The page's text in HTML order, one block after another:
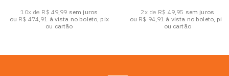
10x de R$ 49,99 sem juros
ou R$ 474,91 à vista no boleto, pix
ou cartão
2x de R$ 49,95 sem juros
ou R$ 94,91 à vista no boleto, pix
ou cartão